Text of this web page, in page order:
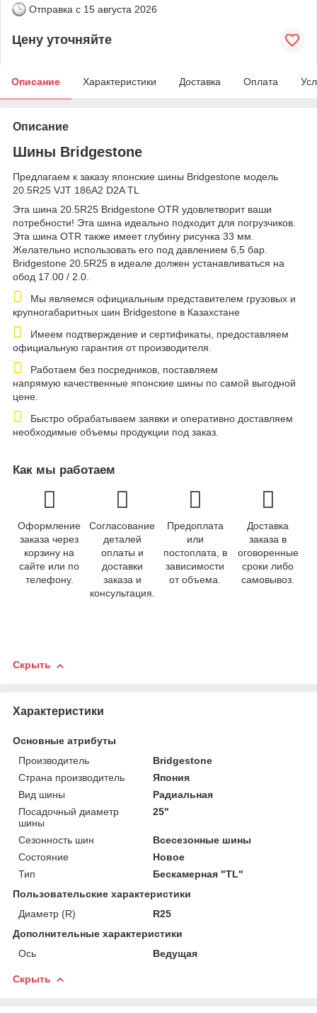
Отправка с 15 августа 2026
Цену уточняйте
Описание Характеристики Доставка Оплата
Описание
Шины Bridgestone
Предлагаем к заказу японские шины Bridgestone модель
20.5R25 VJT 186A2 D2A TL
Эта шина 20.5R25 Bridgestone OTR удовлетворит ваши
потребности! Эта шина идеально подходит для погрузчиков.
Эта шина OTR также имеет глубину рисунка 33 мм.
Желательно использовать его под давлением 6,5 бар.
Bridgestone 20.5R25 в идеале должен устанавливаться на
обод 17.00 / 2.0.
Мы являемся официальным представителем грузовых и
крупногабаритных шин Bridgestone в Казахстане
Имеем подтверждение и сертификаты, предоставляем
официальную гарантия от производителя.
Работаем без посредников, поставляем
напрямую качественные японские шины по самой выгодной
цене.
Быстро обрабатываем заявки и оперативно доставляем
необходимые объемы продукции под заказ.
Как мы работаем
Оформление
заказа через
корзину на
сайте или по
телефону.
Согласование
деталей
оплаты и
доставки
заказа и
консультация.
Предоплата
или
постоплата, в
зависимости
от объема.
Доставка
заказа в
оговоренные
сроки либо
самовывоз.
Скрыть
Характеристики
Основные атрибуты
Производитель
Bridgestone
Страна производитель
Япония
Вид шины
Радиальная
Посадочный диаметр
шины
25"
Сезонность шин
Всесезонные шины
Состояние
Новое
Тип
Бескамерная "TL"
Пользовательские характеристики
Диаметр (R)
R25
Дополнительные характеристики
Ось
Ведущая
Скрыть